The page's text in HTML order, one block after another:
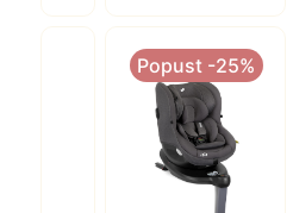
Popust -25%